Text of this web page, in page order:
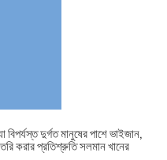
বিপর্যস্ত দুর্গত মানুষের পাশে ভাইজান,
করার প্রতিশ্রুতি সলমান খানের